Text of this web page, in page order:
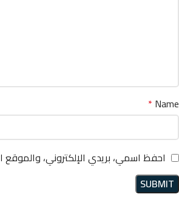
Name
*
احفظ اسمي، بريدي الإلكتروني،